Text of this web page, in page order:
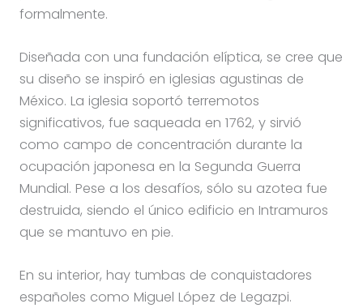
formalmente.
Diseñada con una fundación elíptica, se cree que
su diseño se inspiró en iglesias agustinas de
México. La iglesia soportó terremotos
significativos, fue saqueada en 1762, y sirvió
como campo de concentración durante la
ocupación japonesa en la Segunda Guerra
Mundial. Pese a los desafíos, sólo su azotea fue
destruida, siendo el único edificio en Intramuros
que se mantuvo en pie.
En su interior, hay tumbas de conquistadores
españoles como Miguel López de Legazpi.